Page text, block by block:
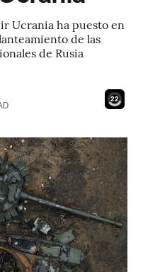
Ucrania ha puesto en
de las
de Rusia
20